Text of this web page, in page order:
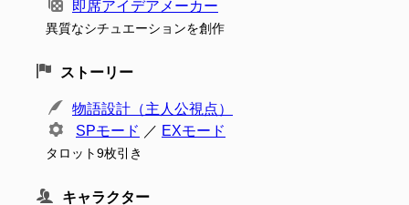
即席アイデアメーカー
異質なシチュエーションを創作
ストーリー
物語設計（主人公視点）
SPモード ／ EXモード
タロット9枚引き
キャラクター